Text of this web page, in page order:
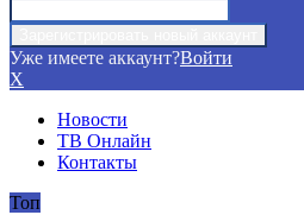
Уже имеете аккаунт?Войти
X
Новости
ТВ Онлайн
Контакты
Топ